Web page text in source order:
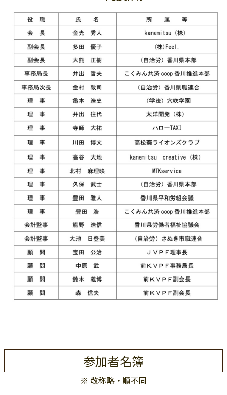
参加者名簿
※ 敬称略・順不同